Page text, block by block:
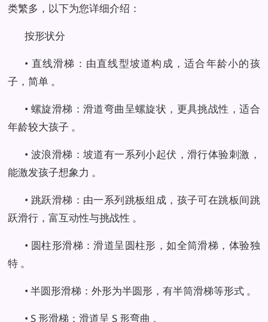
类繁多，以下为您详细介绍：
按形状分
• 直线滑梯：由直线型坡道构成，适合年龄小的孩
子，简单 。
• 螺旋滑梯：滑道弯曲呈螺旋状，更具挑战性，适合
年龄较大孩子 。
• 波浪滑梯：坡道有一系列小起伏，滑行体验刺激，
能激发孩子想象力 。
• 跳跃滑梯：由一系列跳板组成，孩子可在跳板间跳
跃滑行，富互动性与挑战性 。
• 圆柱形滑梯：滑道呈圆柱形，如全筒滑梯，体验独
特 。
• 半圆形滑梯：外形为半圆形，有半筒滑梯等形式 。
• S 形滑梯：滑道呈 S 形弯曲 。